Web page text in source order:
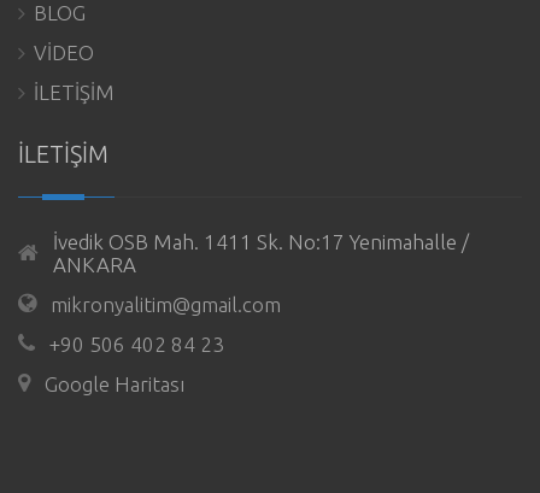
BLOG
VİDEO
İLETİŞİM
İLETİŞİM
İvedik OSB Mah. 1411 Sk. No:17 Yenimahalle /
ANKARA
mikronyalitim@gmail.com
+90 506 402 84 23
Google Haritası